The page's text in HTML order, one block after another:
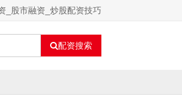
_股市融资_炒股配资技巧
配资搜索